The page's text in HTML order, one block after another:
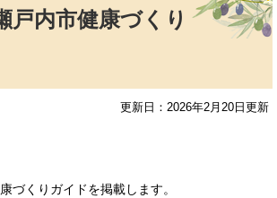
戸内市健康づくり
更新日：2026年2月20日更新
づくりガイドを掲載します。